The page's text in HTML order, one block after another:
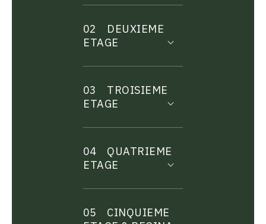
02
DEUXIEME
ETAGE
03
TROISIEME
ETAGE
04
QUATRIEME
ETAGE
05
CINQUIEME